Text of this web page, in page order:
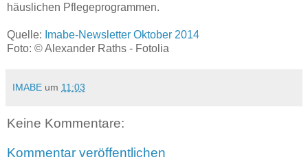
häuslichen Pflegeprogrammen.
Quelle: Imabe-Newsletter Oktober 2014
Foto: © Alexander Raths - Fotolia
IMABE um 11:03
Keine Kommentare:
Kommentar veröffentlichen